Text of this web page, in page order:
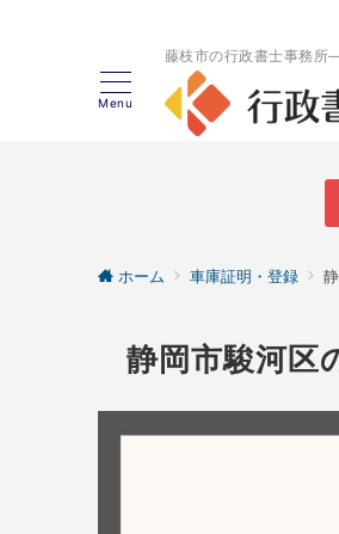
Menu
藤枝市の行政書士事務所
ホーム 車庫証明・登録
静岡市駿河区